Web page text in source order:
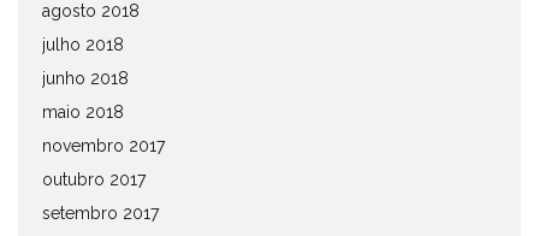
agosto 2018
julho 2018
junho 2018
maio 2018
novembro 2017
outubro 2017
setembro 2017